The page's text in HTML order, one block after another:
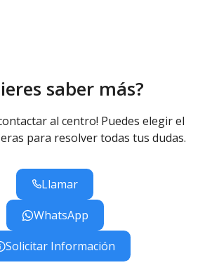
saber más?
al centro! Puedes elegir el
para resolver todas tus dudas.
Llamar
WhatsApp
Solicitar Información